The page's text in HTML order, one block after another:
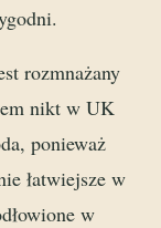
rozmnażany
nikt w UK
ponieważ
łatwiejsze w
w